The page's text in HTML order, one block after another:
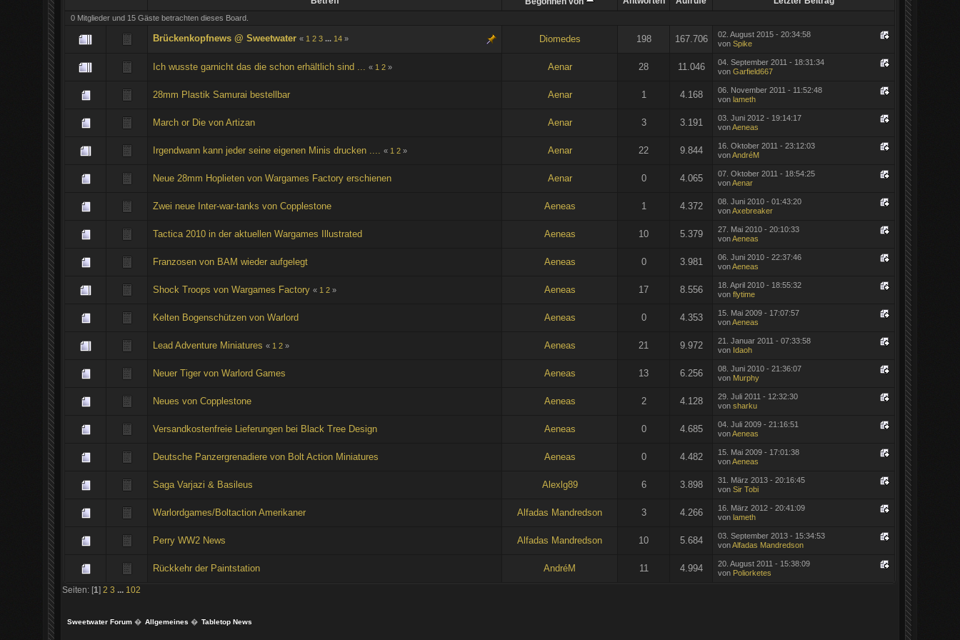
0 Mitglieder und 15 Gäste betrachten dieses Board.
Brückenkopfnews @ Sweetwater « 1 2 3 ... 14» Diomedes 198 167.706
02. August 2015 - 20:34:58
von Spike
Ich wusste garnicht das die schon erhältlich sind ... « 1 2» Aenar 28 11.046
04. September 2011 - 18:31:34
von Garfield667
28mm Plastik Samurai bestellbar Aenar 1 4.168
06. November 2011 - 11:52:48
von lameth
March or Die von Artizan Aenar 3 3.191
03. Juni 2012 - 19:14:17
vonAeneas
Irgendwann kann jeder seine eigenen Minis drucken .... « 1 2» Aenar 22 9.844
16. Oktober 2011 - 23:12:03
vonAndréM
Neue 28mm Hoplieten von Wargames Factory erschienen Aenar 0 4.065
07. Oktober 2011 - 18:54:25
vonAenar
Zwei neue Inter-war-tanks von Copplestone Aeneas 1 4.372
08. Juni 2010 - 01:43:20
vonAxebreaker
Tactica 2010 in der aktuellen Wargames Illustrated Aeneas 10 5.379
27. Mai 2010 - 20:10:33
vonAeneas
Franzosen von BAM wieder aufgelegt Aeneas 0 3.981
06. Juni 2010 - 22:37:46
vonAeneas
Shock Troops von Wargames Factory « 1 2» Aeneas 17 8.556
18. April 2010 - 18:55:32
von flytime
Kelten Bogenschützen von Warlord Aeneas 0 4.353
15. Mai 2009 - 17:07:57
vonAeneas
Lead Adventure Miniatures « 1 2» Aeneas 21 9.972
21. Januar 2011 - 07:33:58
von Idaoh
Neuer Tiger von Warlord Games Aeneas 13 6.256
08. Juni 2010 - 21:36:07
von Murphy
Neues von Copplestone Aeneas 2 4.128
29. Juli 2011 - 12:32:30
von sharku
Versandkostenfreie Lieferungen bei Black Tree Design Aeneas 0 4.685
04. Juli 2009 - 21:16:51
vonAeneas
Deutsche Panzergrenadiere von Bolt Action Miniatures Aeneas 0 4.482
15. Mai 2009 - 17:01:38
vonAeneas
Saga Varjazi & Basileus Alexlg89 6 3.898
31. März 2013 - 20:16:45
von Sir Tobi
Warlordgames/Boltaction Amerikaner Alfadas Mandredson 3 4.266
16. März 2012 - 20:41:09
von lameth
Perry WW2 News Alfadas Mandredson 10 5.684
03. September 2013 - 15:34:53
vonAlfadas Mandredson
Rückkehr der Paintstation AndréM 11 4.994
20. August 2011 - 15:38:09
von Poliorketes
Seiten: [1]2 3 102
Sweetwater Forum� Allgemeines � Tabletop News